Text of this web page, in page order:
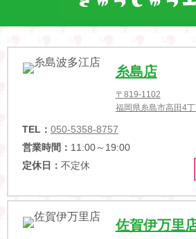
糸島店
〒819-1102
福岡県糸島市高田4
TEL： 050-5358-8757
営業時間： 11:00～19:00
定休日： 不定休
佐賀伊万里